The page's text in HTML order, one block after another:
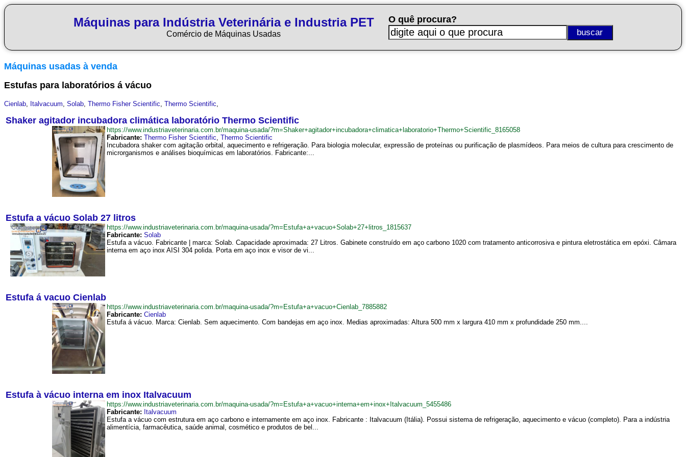
Máquinas para Indústria Veterinária e Industria PET
Comércio de Máquinas Usadas
O quê procura?
Máquinas usadas à venda
Estufas para laboratórios á vácuo
Cienlab, Italvacuum, Solab, Thermo Fisher Scientific, Thermo Scientific,
Shaker agitador incubadora climática laboratório Thermo Scientific
https://www.industriaveterinaria.com.br/maquina-usada/?m=Shaker+agitador+incubadora+climatica+laboratorio+Thermo+Scientific_8165058
Fabricante: Thermo Fisher Scientific, Thermo Scientific
Incubadora shaker com agitação orbital, aquecimento e refrigeração. Para biologia molecular, expressão de proteínas ou purificação de plasmídeos. Para meios de cultura para crescimento de
microrganismos e análises bioquímicas em laboratórios. Fabricante:...
Estufa a vácuo Solab 27 litros
https://www.industriaveterinaria.com.br/maquina-usada/?m=Estufa+a+vacuo+Solab+27+litros_1815637
Fabricante: Solab
Estufa a vácuo. Fabricante | marca: Solab. Capacidade aproximada: 27 Litros. Gabinete construído em aço carbono 1020 com tratamento anticorrosiva e pintura eletrostática em epóxi. Câmara
interna em aço inox AISI 304 polida. Porta em aço inox e visor de vi...
Estufa á vacuo Cienlab
https://www.industriaveterinaria.com.br/maquina-usada/?m=Estufa+a+vacuo+Cienlab_7885882
Fabricante: Cienlab
Estufa á vácuo. Marca: Cienlab. Sem aquecimento. Com bandejas em aço inox. Medias aproximadas: Altura 500 mm x largura 410 mm x profundidade 250 mm....
Estufa à vácuo interna em inox Italvacuum
https://www.industriaveterinaria.com.br/maquina-usada/?m=Estufa+a+vacuo+interna+em+inox+Italvacuum_5455486
Fabricante: Italvacuum
Estufa a vácuo com estrutura em aço carbono e internamente em aço inox. Fabricante : Italvacuum (Itália). Possui sistema de refrigeração, aquecimento e vácuo (completo). Para a indústria
alimentícia, farmacêutica, saúde animal, cosmético e produtos de bel...